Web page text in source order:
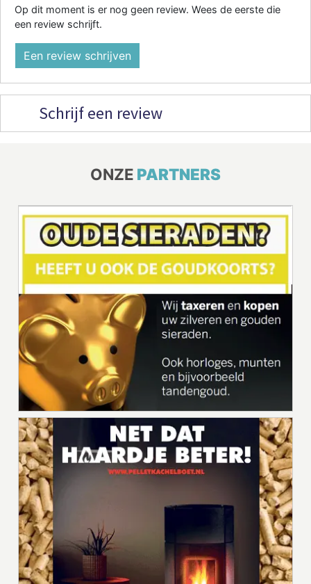
Op dit moment is er nog geen review. Wees de eerste die
een review schrijft.
Een review schrijven
Schrijf een review
ONZE PARTNERS